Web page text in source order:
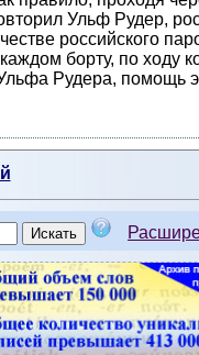
Ульф Рудер,
российского
борту, по ходу
Рудера, помощь